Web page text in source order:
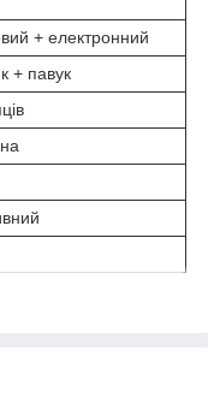
+ електронний
+ павук